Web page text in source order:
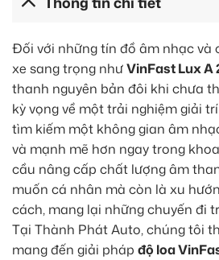
Đối với những tín đồ âm nhạc và
xe sang trọng nhưVinFast Lux A
thanh nguyên bản đôi khi chưa
kỳ vọng về một trải nghiệm giải
tìm kiếm một không gian âm
và mạnh mẽ hơn ngay trong
cầu nâng cấp chất lượng âm
muốn cá nhân mà còn là xu
cách, mang lại những chuyến đi
Tại Thành Phát Auto, chúng tôi
mang đến giải pháp độ loa